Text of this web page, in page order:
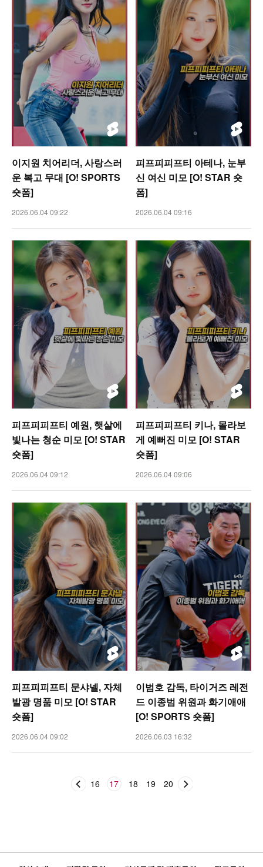
이지원 치어리더, 사랑스러
운 복고 무대 [O! SPORTS
숏폼]
2026.06.04 09:22
피프피피프티 아테나, 눈부
신 여신 미모 [O! STAR 숏
폼]
2026.06.04 09:16
피프피피프티 예원, 햇살에
빛나는 청순 미모 [O! STAR
숏폼]
2026.06.04 09:12
피프피피프티 키나, 몰라보
게 예뻐진 미모 [O! STAR
숏폼]
2026.06.04 09:06
피프피피프티 문샤넬, 자체
발광 명품 미모 [O! STAR
숏폼]
2026.06.04 09:02
이범호 감독, 타이거즈 레전
드 이종범 위원과 화기애애
[O! SPORTS 숏폼]
2026.06.03 16:32
16 17 18 19 20